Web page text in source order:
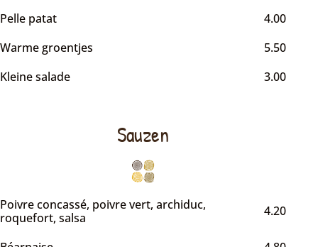
Pelle patat
4.00
Warme groentjes
5.50
Kleine salade
3.00
Sauzen
Poivre concassé, poivre vert, archiduc,
roquefort, salsa
4.20